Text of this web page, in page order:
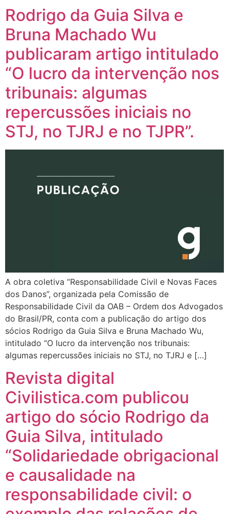
Rodrigo da Guia Silva e
Bruna Machado Wu
publicaram artigo intitulado
“O lucro da intervenção nos
tribunais: algumas
repercussões iniciais no
STJ, no TJRJ e no TJPR”.
A obra coletiva “Responsabilidade Civil e Novas Faces
dos Danos”, organizada pela Comissão de
Responsabilidade Civil da OAB – Ordem dos Advogados
do Brasil/PR, conta com a publicação do artigo dos
sócios Rodrigo da Guia Silva e Bruna Machado Wu,
intitulado “O lucro da intervenção nos tribunais:
algumas repercussões iniciais no STJ, no TJRJ e […]
Revista digital
Civilistica.com publicou
artigo do sócio Rodrigo da
Guia Silva, intitulado
“Solidariedade obrigacional
e causalidade na
responsabilidade civil: o